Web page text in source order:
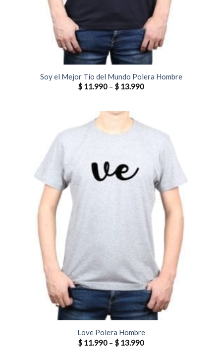
Soy el Mejor Tío del Mundo Polera Hombre
$ 11.990 – $ 13.990
Love Polera Hombre
$ 11.990 – $ 13.990